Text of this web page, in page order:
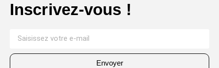
Inscrivez-vous !
Envoyer